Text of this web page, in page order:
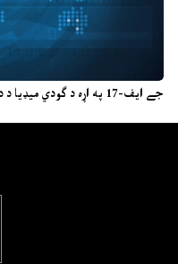
جے ایف-17 په اړه د ګودي میډیا د دروغجنو خبرونو پروپاګنډ ناکام شو